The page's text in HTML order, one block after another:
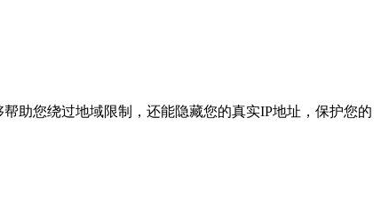
您绕过地域限制，还能隐藏您的真实IP地址，保护您的